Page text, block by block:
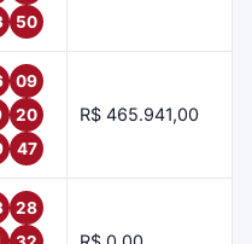
50
09
20
47
R$ 465.941,00
28